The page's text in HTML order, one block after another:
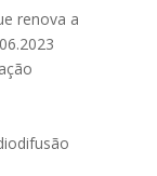
renova a